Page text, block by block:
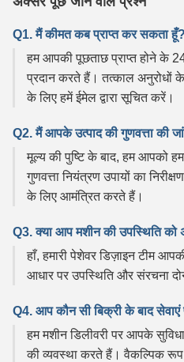
Q1. मैं कीमत कब प्राप्त कर सकता हूँ?
हम आपकी पूछताछ प्राप्त होने के
प्रदान करते हैं। तत्काल अनुरोधों
के लिए हमें ईमेल द्वारा सूचित करें।
Q2. मैं आपके उत्पाद की गुणवत्ता की
मूल्य की पुष्टि के बाद, हम आपको
गुणवत्ता नियंत्रण उपायों का
के लिए आमंत्रित करते हैं।
Q3. क्या आप मशीन की उपस्थिति
हाँ, हमारी पेशेवर डिज़ाइन टीम
आधार पर उपस्थिति और संरचना
Q4. आप कौन सी बिक्री के बाद
हम मशीन डिलीवरी पर आपके
की व्यवस्था करते हैं। वैकल्पिक रूप